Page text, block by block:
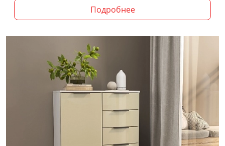
Подробнее